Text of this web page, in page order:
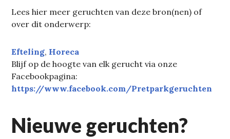
Lees hier meer geruchten van deze bron(nen) of
over dit onderwerp:
Efteling, Horeca
Blijf op de hoogte van elk gerucht via onze
Facebookpagina:
https://www.facebook.com/Pretparkgeruchten
Nieuwe geruchten?